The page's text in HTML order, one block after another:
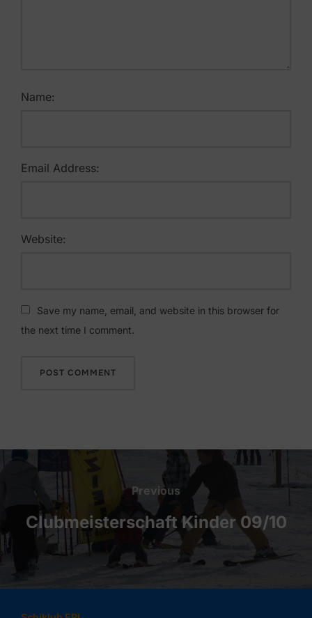
Name:
Email Address:
Website:
Save my name, email, and website in this browser for
the next time I comment.
Beitragsnavigation
Previous
Previous
Clubmeisterschaft Kinder 09/10